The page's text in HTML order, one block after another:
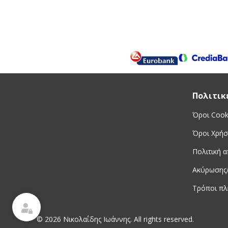
Viper
Όροι
Όροι
Πολιτική
Τρόποι
© 2026 Νικολαΐδης Ιωάννης. All rights reserved.